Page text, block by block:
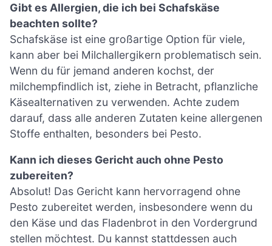
Gibt es Allergien, die ich bei Schafskäse
beachten sollte?
Schafskäse ist eine großartige Option für viele,
kann aber bei Milchallergikern problematisch sein.
Wenn du für jemand anderen kochst, der
milchempfindlich ist, ziehe in Betracht, pflanzliche
Käsealternativen zu verwenden. Achte zudem
darauf, dass alle anderen Zutaten keine allergenen
Stoffe enthalten, besonders bei Pesto.
Kann ich dieses Gericht auch ohne Pesto
zubereiten?
Absolut! Das Gericht kann hervorragend ohne
Pesto zubereitet werden, insbesondere wenn du
den Käse und das Fladenbrot in den Vordergrund
stellen möchtest. Du kannst stattdessen auch